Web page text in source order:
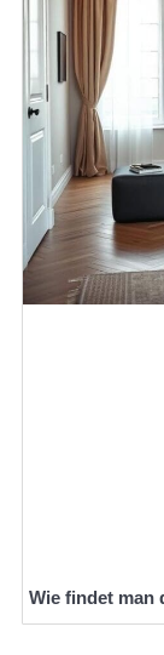
Wie findet man